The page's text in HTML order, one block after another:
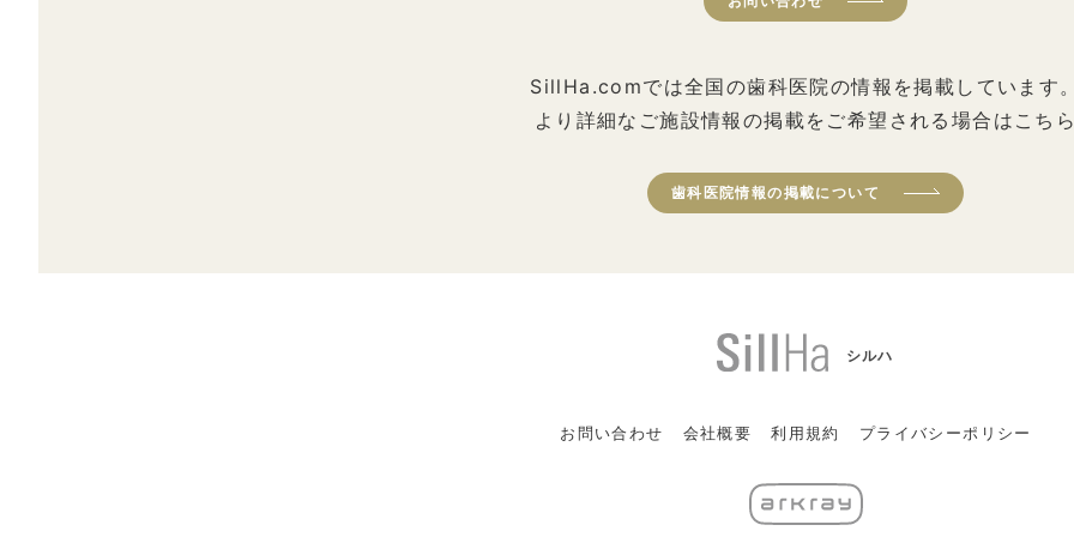
SillHa.comでは全国の歯科医院の情報を掲載しています
より詳細なご施設情報の掲載をご希望される場合はこち
歯科医院情報の掲載について
シルハ
お問い合わせ 会社概要 利用規約 プライバシーポリシー